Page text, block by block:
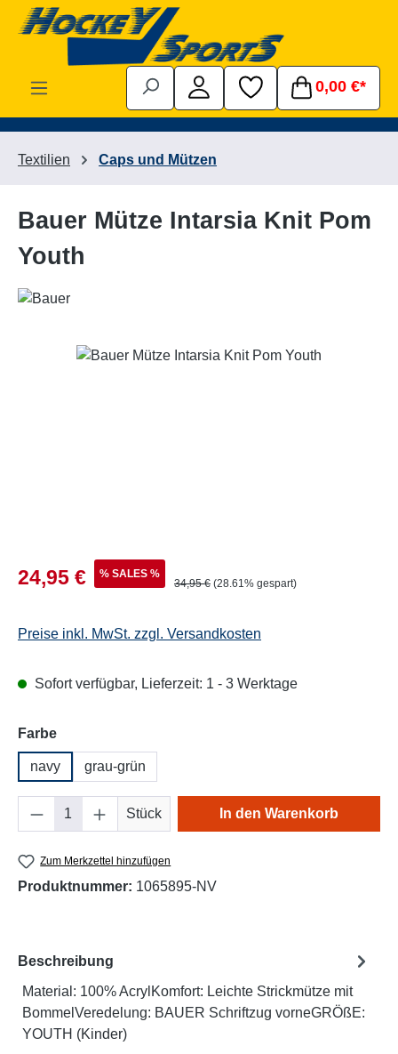
Zum Hauptinhalt springen
0,00 €*
Textilien Caps und Mützen
Bauer Mütze Intarsia Knit Pom
Youth
Bildergalerie überspringen
Verkaufspreis:
24,95 € % SALES %
Regulärer Preis:
34,95 € (28.61% gespart)
Preise inkl. MwSt. zzgl. Versandkosten
Sofort verfügbar, Lieferzeit: 1 - 3 Werktage
Farbeauswählen
navy grau-grün
Produkt Anzahl: Gib den gewünschten
Stück In den Warenkorb
Zum Merkzettel hinzufügen
Produktnummer: 1065895-NV
Beschreibung
Material: 100% AcrylKomfort: Leichte Strickmütze mit
BommelVeredelung: BAUER Schriftzug vorneGRÖßE:
YOUTH (Kinder)